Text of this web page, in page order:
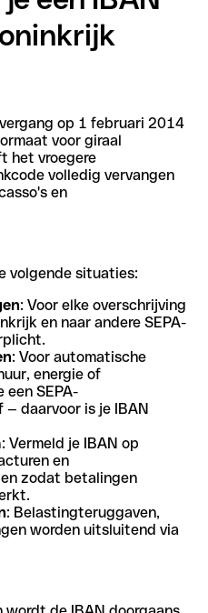
op 1 februari 2014
voor giraal
het vroegere
volledig vervangen
en
volgende situaties:
: Voor elke overschrijving
en naar andere SEPA-
: Voor automatische
energie of
een SEPA-
daarvoor is je IBAN
: Vermeld je IBAN op
en
zodat betalingen
: Belastingteruggaven,
worden uitsluitend via